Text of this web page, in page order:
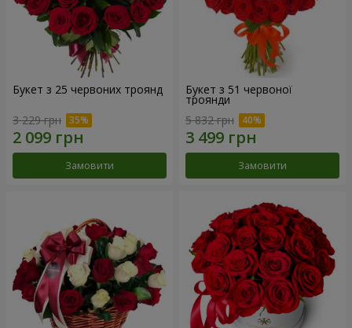
Букет з 25 червоних троянд
3 229 грн
Замовити
Букет з 51 червоної
троянди
5 832 грн
Замовити